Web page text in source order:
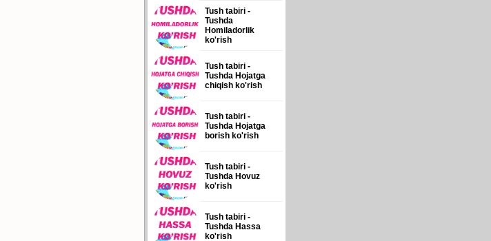
Tush tabiri -
Tushda
Homiladorlik
ko'rish
Tush tabiri -
Tushda Hojatga
chiqish ko'rish
Tush tabiri -
Tushda Hojatga
borish ko'rish
Tush tabiri -
Tushda Hovuz
ko'rish
Tush tabiri -
Tushda Hassa
ko'rish